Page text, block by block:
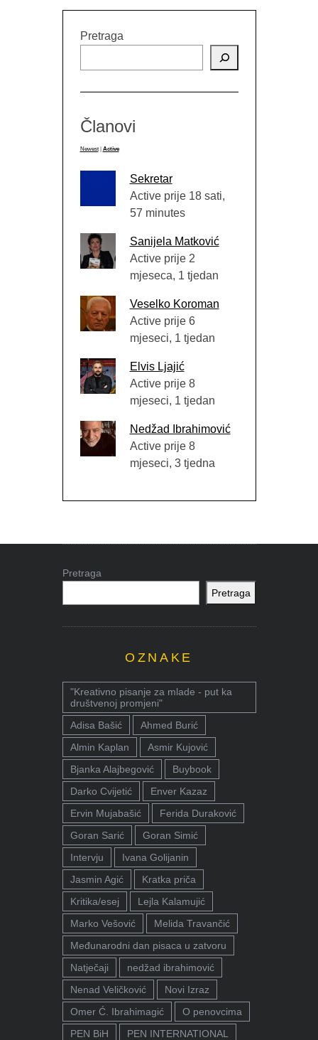
Pretraga
Članovi
Newest | Active
Sekretar
Active prije 18 sati,
57 minutes
Sanijela Matković
Active prije 2
mjeseca, 1 tjedan
Veselko Koroman
Active prije 6
mjeseci, 1 tjedan
Elvis Ljajić
Active prije 8
mjeseci, 1 tjedan
Nedžad Ibrahimović
Active prije 8
mjeseci, 3 tjedna
Pretraga
Pretraga
OZNAKE
"Kreativno pisanje za mlade - put ka
društvenoj promjeni"
Adisa Bašić
Ahmed Burić
Almin Kaplan
Asmir Kujović
Bjanka Alajbegović
Buybook
Darko Cvijetić
Enver Kazaz
Ervin Mujabašić
Ferida Duraković
Goran Sarić
Goran Simić
Intervju
Ivana Golijanin
Jasmin Agić
Kratka priča
Kritika/esej
Lejla Kalamujić
Marko Vešović
Melida Travančić
Međunarodni dan pisaca u zatvoru
Natječaji
nedžad ibrahimović
Nenad Veličković
Novi Izraz
Omer Ć. Ibrahimagić
O penovcima
PEN BiH
PEN INTERNATIONAL